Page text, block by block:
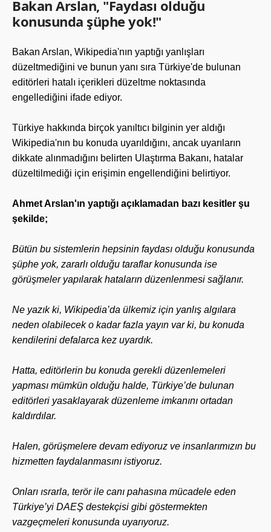
Bakan Arslan, "Faydası olduğu
konusunda şüphe yok!"
Bakan Arslan, Wikipedia'nın yaptığı yanlışları
düzeltmediğini ve bunun yanı sıra Türkiye'de bulunan
editörleri hatalı içerikleri düzeltme noktasında
engellediğini ifade ediyor.
Türkiye hakkında birçok yanıltıcı bilginin yer aldığı
Wikipedia'nın bu konuda uyarıldığını, ancak uyarıların
dikkate alınmadığını belirten Ulaştırma Bakanı, hatalar
düzeltilmediği için erişimin engellendiğini belirtiyor.
Ahmet Arslan'ın yaptığı açıklamadan bazı kesitler şu
şekilde;
Bütün bu sistemlerin hepsinin faydası olduğu konusunda
şüphe yok, zararlı olduğu taraflar konusunda ise
görüşmeler yapılarak hataların düzenlenmesi sağlanır.
Ne yazık ki, Wikipedia’da ülkemiz için yanlış algılara
neden olabilecek o kadar fazla yayın var ki, bu konuda
kendilerini defalarca kez uyardık.
Hatta, editörlerin bu konuda gerekli düzenlemeleri
yapması mümkün olduğu halde, Türkiye’de bulunan
editörleri yasaklayarak düzenleme imkanını ortadan
kaldırdılar.
Halen, görüşmelere devam ediyoruz ve insanlarımızın bu
hizmetten faydalanmasını istiyoruz.
Onları ısrarla, terör ile canı pahasına mücadele eden
Türkiye’yi DAEŞ destekçisi gibi göstermekten
vazgeçmeleri konusunda uyarıyoruz.